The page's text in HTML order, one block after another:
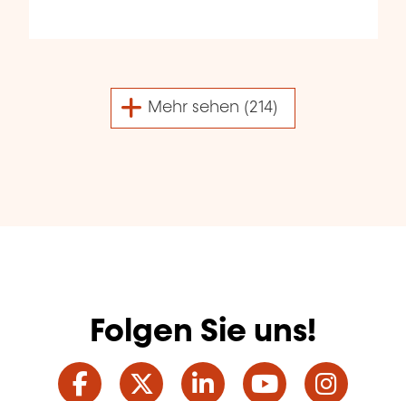
Mehr sehen (214)
Folgen Sie uns!
Facebook
TwitterLinkedInYouTube